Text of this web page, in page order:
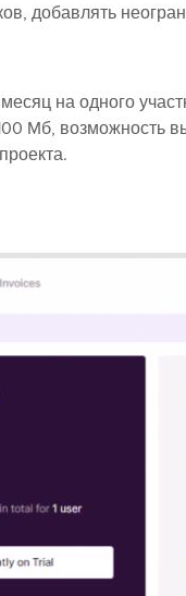
добавлять
на одного
Mб, возможность